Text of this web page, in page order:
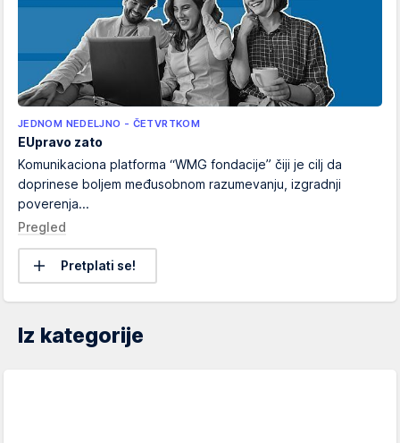
JEDNOM NEDELJNO - ČETVRTKOM
EUpravo zato
Komunikaciona platforma “WMG fondacije” čiji je cilj da
doprinese boljem međusobnom razumevanju, izgradnji
poverenja...
Pregled
Pretplati se!
Iz kategorije